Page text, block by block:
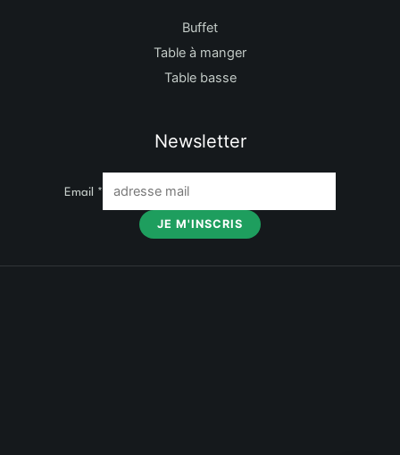
Buffet
Table à manger
Table basse
Newsletter
Email *
JE M'INSCRIS